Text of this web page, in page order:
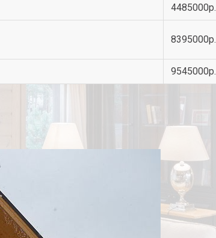
4485000р.
8395000р.
9545000р.